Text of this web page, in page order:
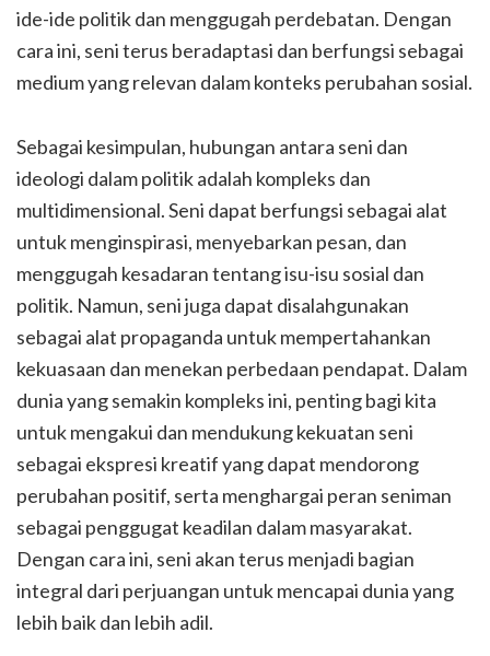
ide-ide politik dan menggugah perdebatan. Dengan
cara ini, seni terus beradaptasi dan berfungsi sebagai
medium yang relevan dalam konteks perubahan sosial.
Sebagai kesimpulan, hubungan antara seni dan
ideologi dalam politik adalah kompleks dan
multidimensional. Seni dapat berfungsi sebagai alat
untuk menginspirasi, menyebarkan pesan, dan
menggugah kesadaran tentang isu-isu sosial dan
politik. Namun, seni juga dapat disalahgunakan
sebagai alat propaganda untuk mempertahankan
kekuasaan dan menekan perbedaan pendapat. Dalam
dunia yang semakin kompleks ini, penting bagi kita
untuk mengakui dan mendukung kekuatan seni
sebagai ekspresi kreatif yang dapat mendorong
perubahan positif, serta menghargai peran seniman
sebagai penggugat keadilan dalam masyarakat.
Dengan cara ini, seni akan terus menjadi bagian
integral dari perjuangan untuk mencapai dunia yang
lebih baik dan lebih adil.